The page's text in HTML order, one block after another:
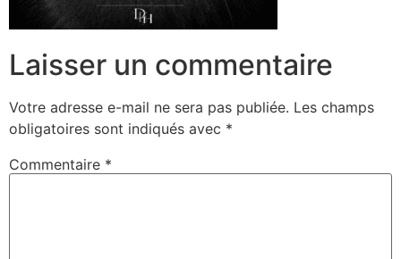
Laisser un commentaire
Votre adresse e-mail ne sera pas publiée. Les champs
obligatoires sont indiqués avec *
Commentaire *